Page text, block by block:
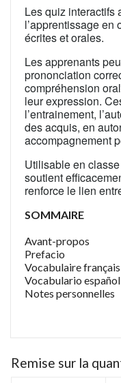
Les quiz interactifs
l’apprentissage en
écrites et orales.
Les apprenants
prononciation
compréhension
leur expression.
l’entrainement,
des acquis, en
accompagnement
Utilisable en
soutient
renforce le lien
SOMMAIRE
Avant-propos
Prefacio
Vocabulaire
Vocabulario
Notes personnelles
Remise sur la